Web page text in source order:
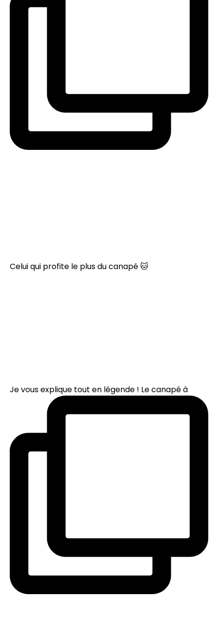
Celui qui profite le plus du canapé 🐱
Je vous explique tout en légende ! Le canapé à